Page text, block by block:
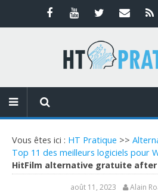
Vous êtes ici : HT Pratique >>
Top 11 des meilleurs logiciels pour
HitFilm alternative gratuite
août 11, 2023 Alain